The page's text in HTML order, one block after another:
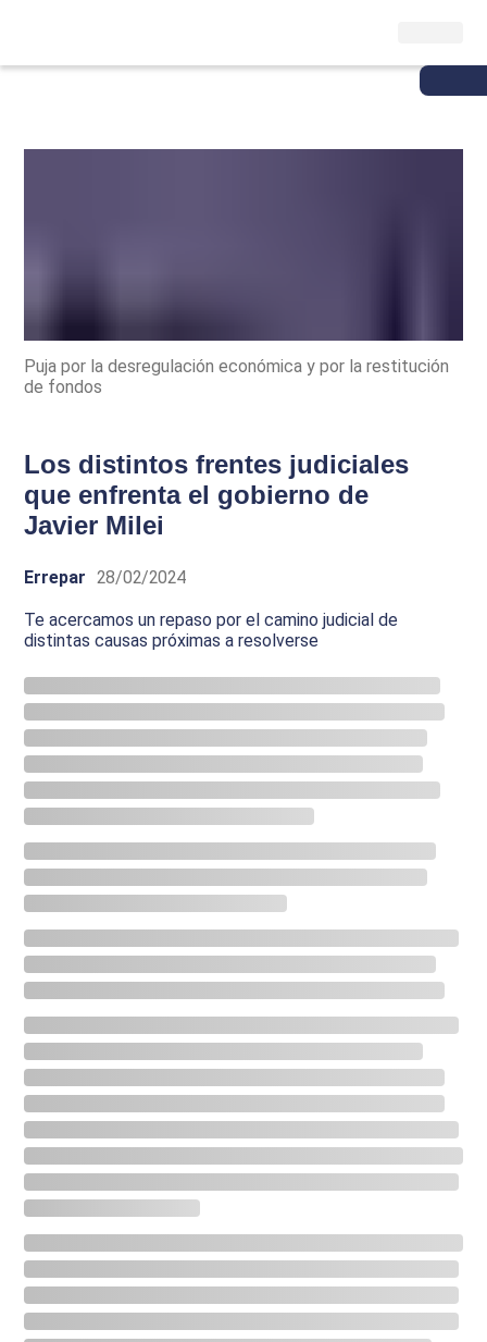
Puja por la desregulación económica y por la restitución
de fondos
Los distintos frentes judiciales
que enfrenta el gobierno de
Javier Milei
Errepar 28/02/2024
Te acercamos un repaso por el camino judicial de
distintas causas próximas a resolverse